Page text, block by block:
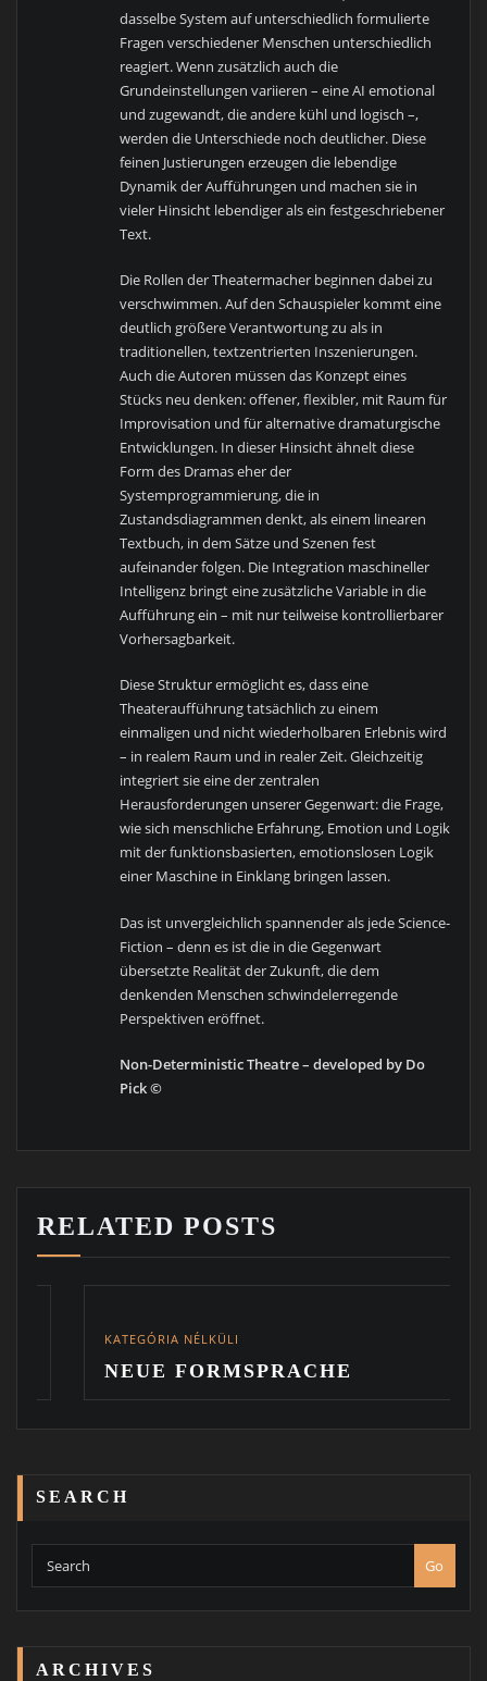
dasselbe System auf unterschiedlich formulierte
Fragen verschiedener Menschen unterschiedlich
reagiert. Wenn zusätzlich auch die
Grundeinstellungen variieren – eine AI emotional
und zugewandt, die andere kühl und logisch –,
werden die Unterschiede noch deutlicher. Diese
feinen Justierungen erzeugen die lebendige
Dynamik der Aufführungen und machen sie in
vieler Hinsicht lebendiger als ein festgeschriebener
Text.
Die Rollen der Theatermacher beginnen dabei zu
verschwimmen. Auf den Schauspieler kommt eine
deutlich größere Verantwortung zu als in
traditionellen, textzentrierten Inszenierungen.
Auch die Autoren müssen das Konzept eines
Stücks neu denken: offener, flexibler, mit Raum für
Improvisation und für alternative dramaturgische
Entwicklungen. In dieser Hinsicht ähnelt diese
Form des Dramas eher der
Systemprogrammierung, die in
Zustandsdiagrammen denkt, als einem linearen
Textbuch, in dem Sätze und Szenen fest
aufeinander folgen. Die Integration maschineller
Intelligenz bringt eine zusätzliche Variable in die
Aufführung ein – mit nur teilweise kontrollierbarer
Vorhersagbarkeit.
Diese Struktur ermöglicht es, dass eine
Theateraufführung tatsächlich zu einem
einmaligen und nicht wiederholbaren Erlebnis wird
– in realem Raum und in realer Zeit. Gleichzeitig
integriert sie eine der zentralen
Herausforderungen unserer Gegenwart: die Frage,
wie sich menschliche Erfahrung, Emotion und Logik
mit der funktionsbasierten, emotionslosen Logik
einer Maschine in Einklang bringen lassen.
Das ist unvergleichlich spannender als jede Science-
Fiction – denn es ist die in die Gegenwart
übersetzte Realität der Zukunft, die dem
denkenden Menschen schwindelerregende
Perspektiven eröffnet.
Non-Deterministic Theatre – developed by Do
Pick ©
RELATED POSTS
KATEGÓRIA NÉLKÜLI
NEUE FORMSPRACHE
SEARCH
Go
ARCHIVES